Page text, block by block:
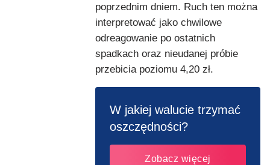
poprzednim dniem. Ruch ten można
interpretować jako chwilowe
odreagowanie po ostatnich
spadkach oraz nieudanej próbie
przebicia poziomu 4,20 zł.
W jakiej walucie trzymać
oszczędności?
Zobacz więcej